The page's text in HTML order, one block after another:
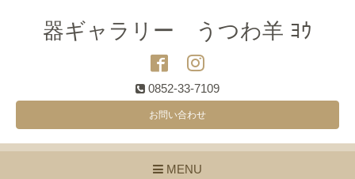
器ギャラリー うつわ羊 ﾖｳ
0852-33-7109
お問い合わせ
MENU